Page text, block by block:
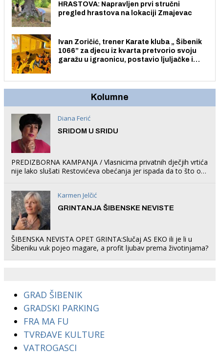
HRASTOVA: Napravljen prvi stručni
pregled hrastova na lokaciji Zmajevac
Ivan Zoričić, trener Karate kluba „ Šibenik
1066” za djecu iz kvarta pretvorio svoju
garažu u igraonicu, postavio ljuljačke i
Kolumne
Diana Ferić
SRIDOM U SRIDU
PREDIZBORNA KAMPANJA / Vlasnicima privatnih dječjih vrtića
nije lako slušati Restovićeva obećanja jer ispada da to što oni
Karmen Jelčić
GRINTANJA ŠIBENSKE NEVISTE
ŠIBENSKA NEVISTA OPET GRINTA:Slučaj AS EKO ili je li u
Šibeniku vuk pojeo magare, a profit ljubav prema životinjama?
GRAD ŠIBENIK
GRADSKI PARKING
FRA MA FU
TVRĐAVE KULTURE
VATROGASCI